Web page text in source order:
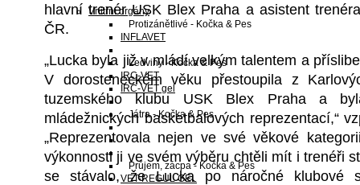
Vnitřní orgány
Protizánětlivé - Kočka & Pes
INFLAVET
Ledviny - Kočka & Pes
IRC-VET
IRC-VET gel
Játra - Kočka & Pes
Průjem, zácpa - Kočka & Pes
VET-REGUL GEL
hlavní trenér USK Blex Praha a asistent
ČR.
„Lucka byla již v mládí velkým talentem a
V dorosteneckém věku přestoupila z
tuzemského klubu USK Blex Praha a
mládežnických basketbalových reprezentací,“
„Reprezentovala nejen ve své věkové
výkonnosti ji ve svém výběru chtěli mít i trenéři
se stávalo, že Lucka po náročné klubové